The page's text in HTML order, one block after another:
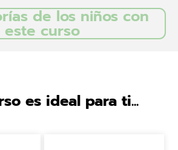
de los niños con
este curso
es ideal para ti...